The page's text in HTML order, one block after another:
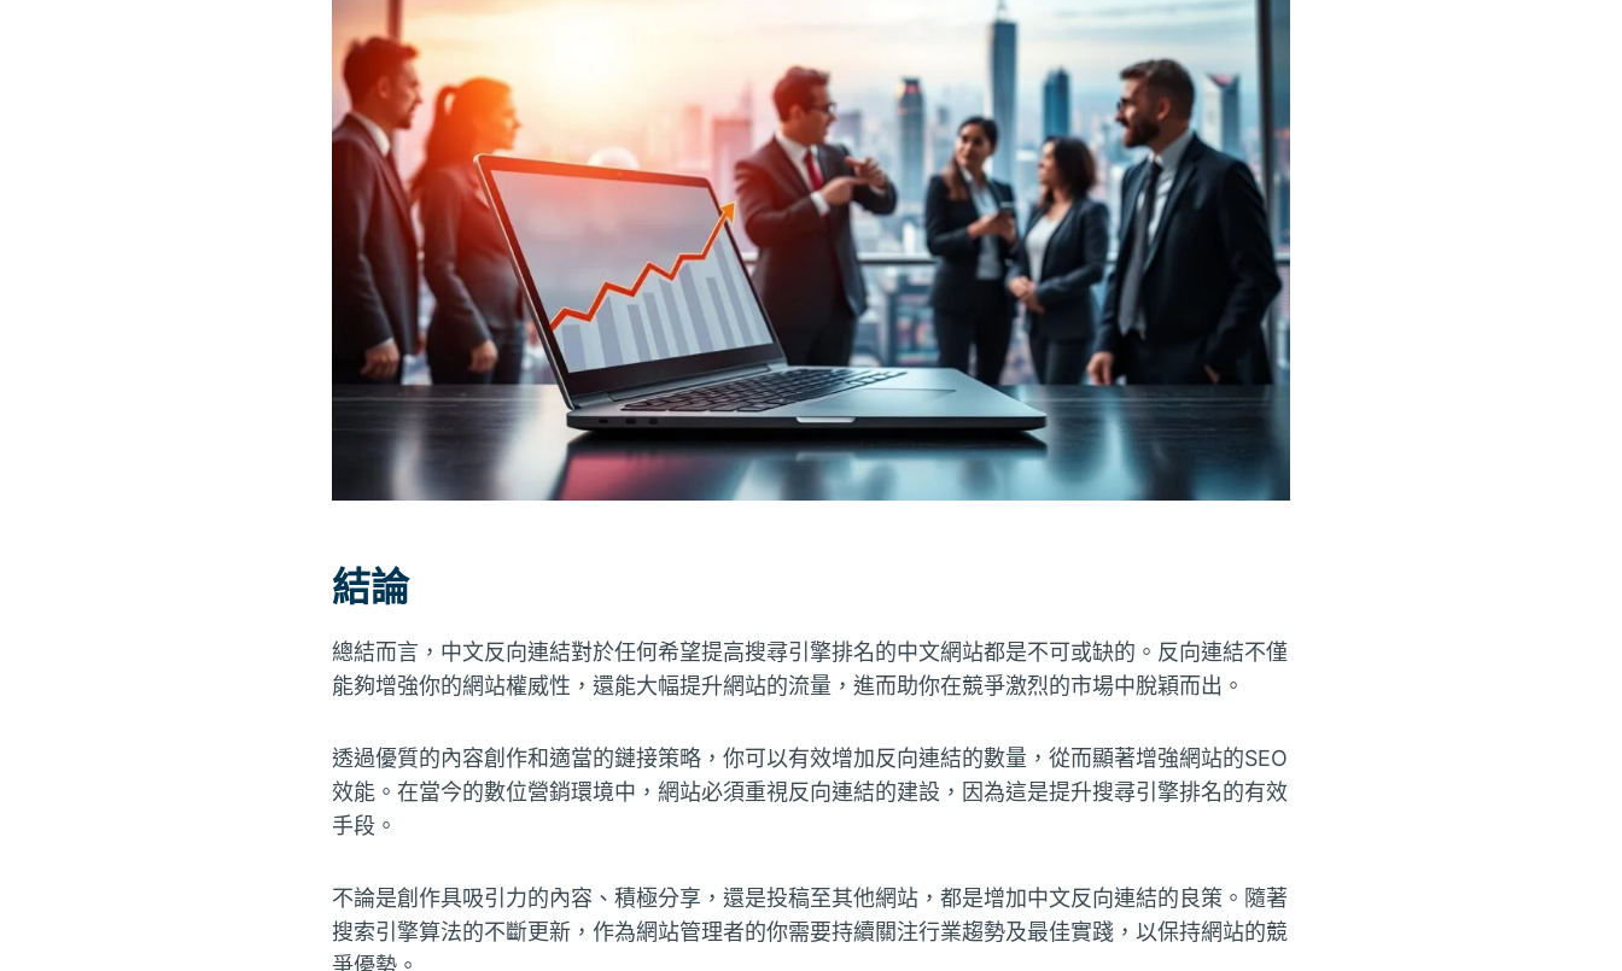
結論
總結而言，中文反向連結對於任何希望提高搜尋引擎排名的中文網站都是不可或缺的。反向連結不僅
能夠增強你的網站權威性，還能大幅提升網站的流量，進而助你在競爭激烈的市場中脫穎而出。
透過優質的內容創作和適當的鏈接策略，你可以有效增加反向連結的數量，從而顯著增強網站的SEO
效能。在當今的數位營銷環境中，網站必須重視反向連結的建設，因為這是提升搜尋引擎排名的有效
手段。
不論是創作具吸引力的內容、積極分享，還是投稿至其他網站，都是增加中文反向連結的良策。隨著
搜索引擎算法的不斷更新，作為網站管理者的你需要持續關注行業趨勢及最佳實踐，以保持網站的競
爭優勢。